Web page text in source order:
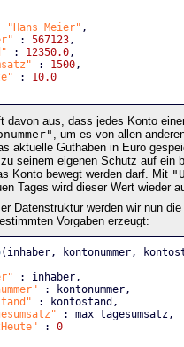
"Hans Meier" ,
: 567123 ,
: 12350.0 ,
: 1500 ,
: 10.0
davon aus, dass jedes Konto
, um es von allen
aktuelle Guthaben in Euro
seinem eigenen Schutz auf ein
Konto bewegt werden darf. Mit
Tages wird dieser Wert wieder
Datenstruktur werden wir nun
Vorgaben erzeugt:
(inhaber, kontonummer,
: inhaber,
: kontonummer,
: kontostand,
: max_tagesumsatz,
: 0